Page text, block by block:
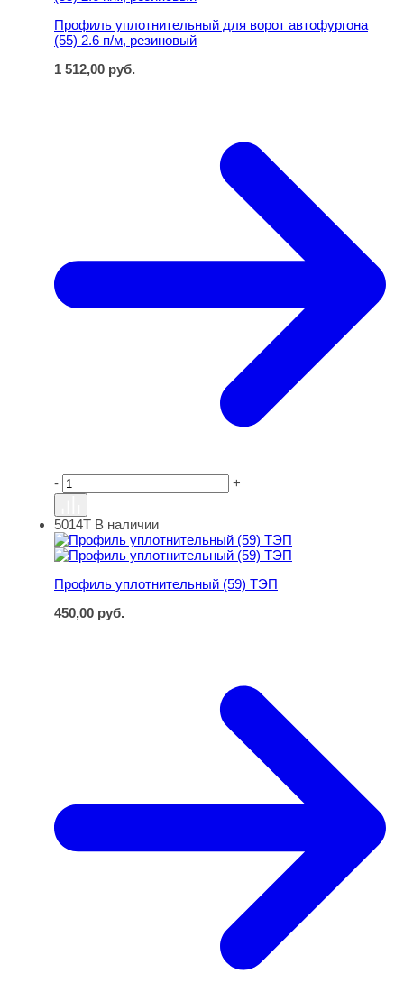
Профиль уплотнительный для ворот автофургона
(55) 2.6 п/м, резиновый
1 512,00 руб.
- +
Профиль уплотнительный (59) ТЭП
5014Т В наличии
Профиль уплотнительный (59) ТЭП
450,00 руб.